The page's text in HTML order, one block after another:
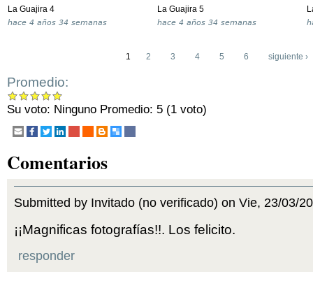
La Guajira 4
hace 4 años 34 semanas
La Guajira 5
hace 4 años 34 semanas
1 2 3 4 5 6 siguiente ›
Promedio:
Su voto: Ninguno Promedio: 5 (1 voto)
Comentarios
Submitted by Invitado (no verificado) on Vie, 23/03/
¡¡Magnificas fotografías!!. Los felicito.
responder